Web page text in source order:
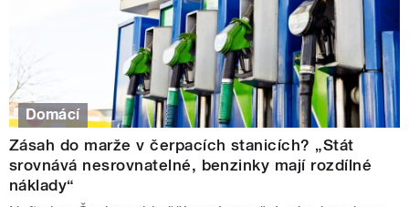
Domácí
Zásah do marže v čerpacích stanicích? „Stát
srovnává nesrovnatelné, benzinky mají rozdílné
náklady“